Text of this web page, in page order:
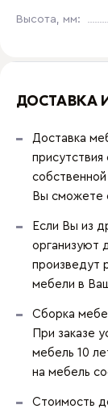
Высота, мм:
ДОСТАВКА
Доставка
Вы сможете
Если Вы из
организуют
произведут
мебели в
Сборка
При заказе
мебель 10
на мебель
Стоимость